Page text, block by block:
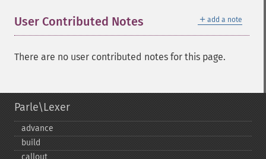
＋ add a note
User Contributed Notes
There are no user contributed notes for this page.
Parle\Lexer
advance
build
callout